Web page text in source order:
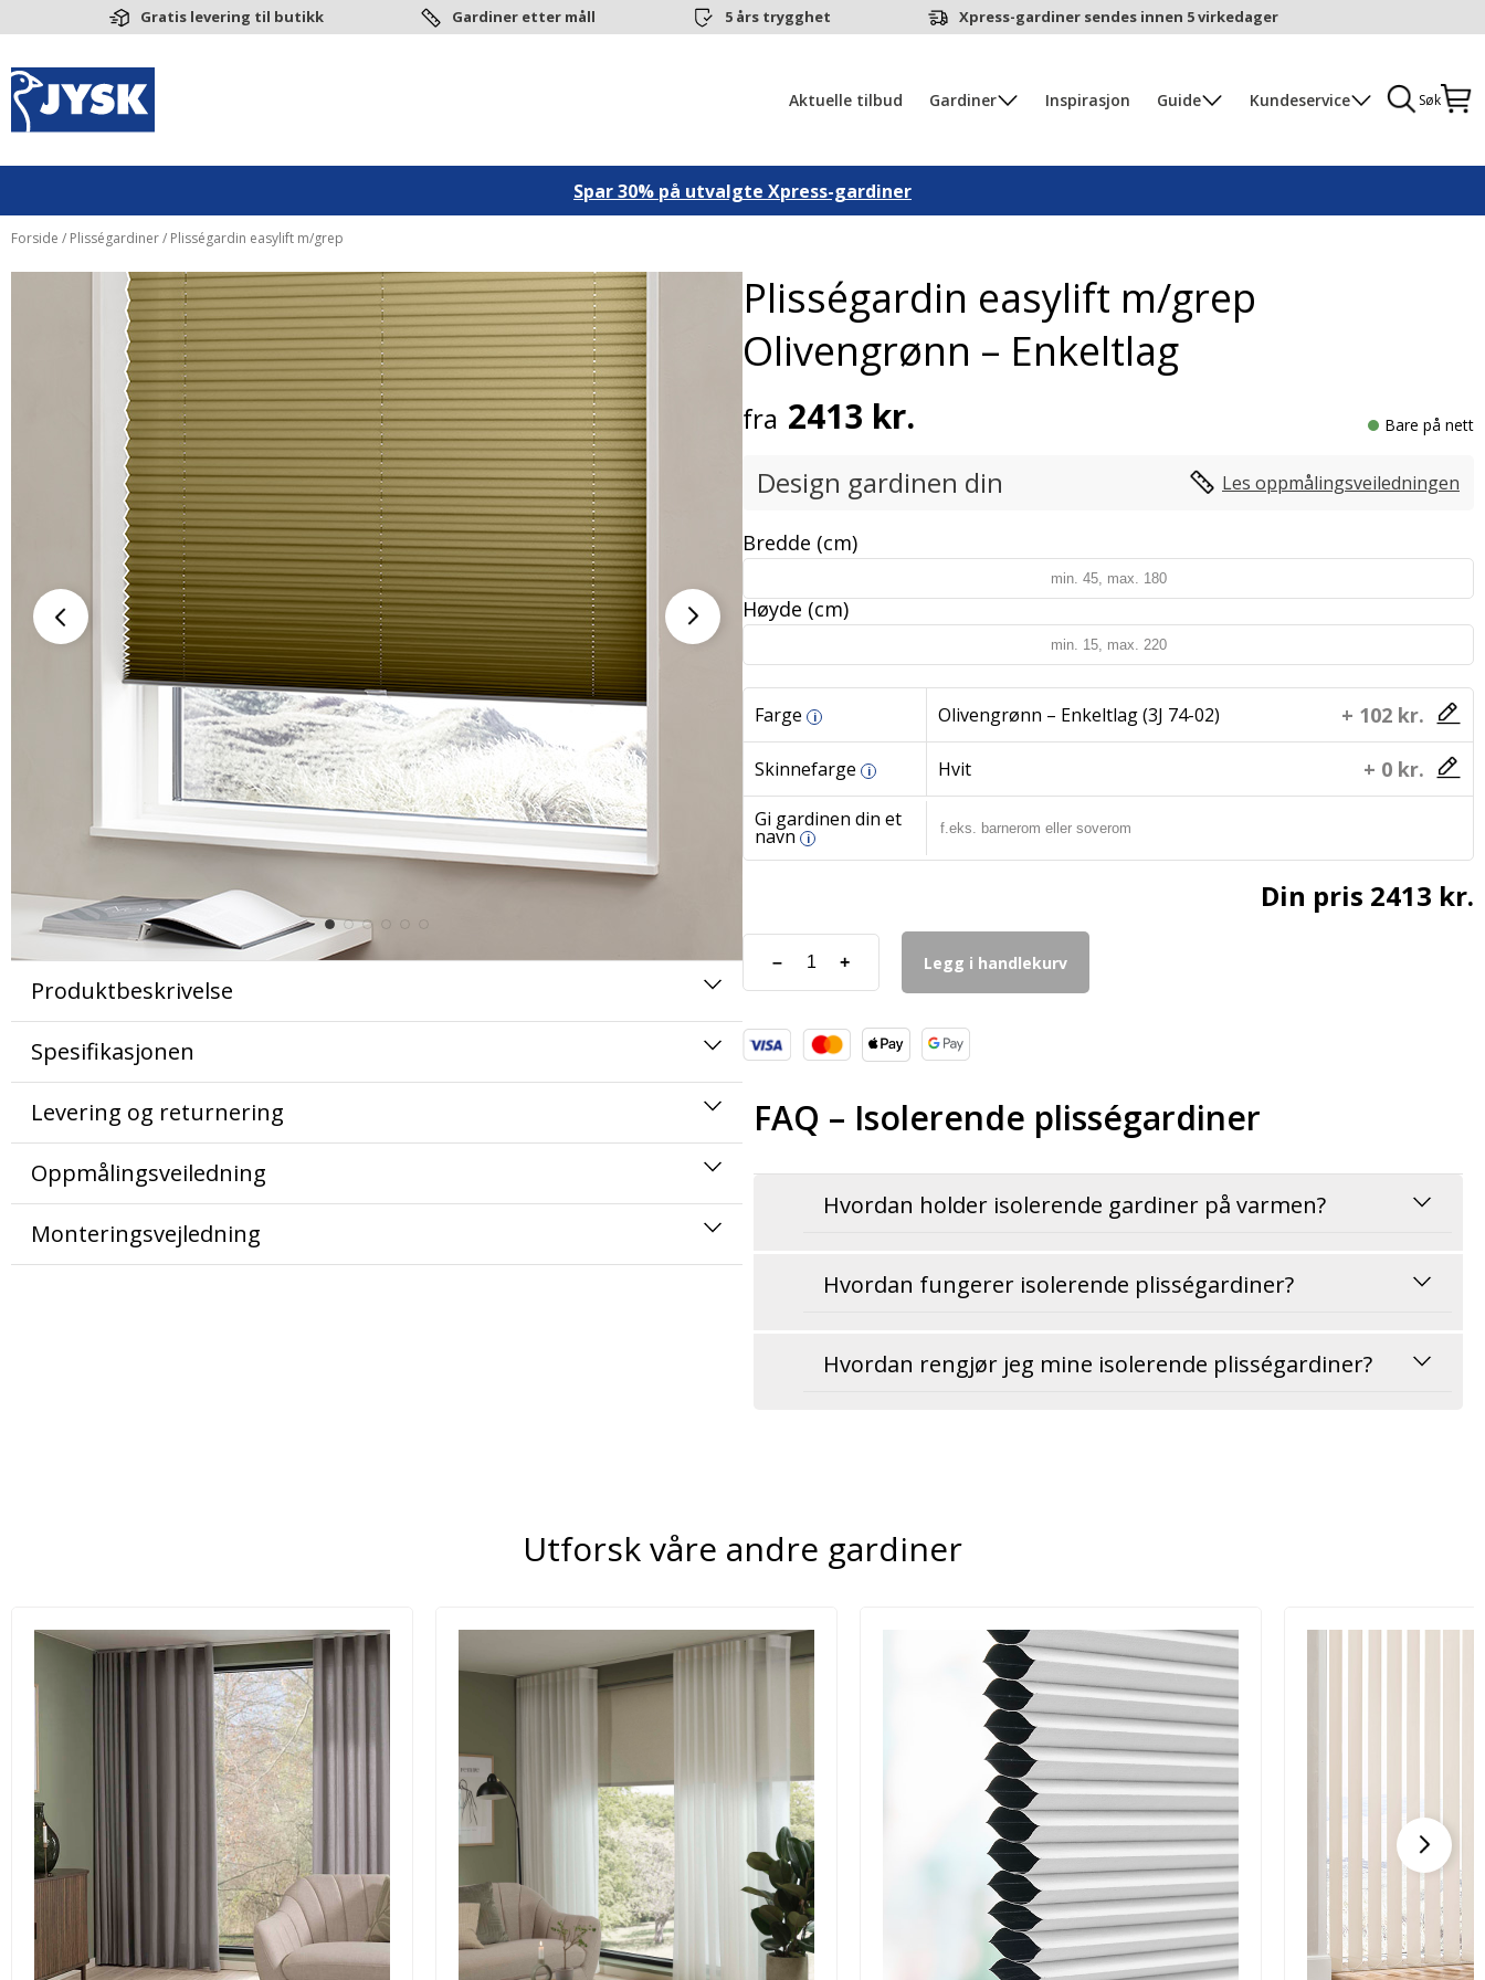
Gratis levering til butikk Gardiner etter måll 5 års trygghet Xpress-gardiner sendes innen 5 virkedager
Søk
Aktuelle tilbud Gardiner Inspirasjon Guide Kundeservice
Spar 30% på utvalgte Xpress-gardiner
Forside / Plisségardiner/ Plisségardin easylift m/grep
Produktbeskrivelse
Spesifikasjonen
Levering og returnering
Oppmålingsveiledning
Monteringsvejledning
Plisségardin easylift m/grep
Olivengrønn – Enkeltlag
fra 2413 kr. Bare på nett
Design gardinen din Les oppmålingsveiledningen
Bredde (cm)
Høyde (cm)
Farge i Olivengrønn – Enkeltlag (3J 74-02) + 102 kr.
Skinnefarge i Hvit + 0 kr.
Gi gardinen din et
navn i
Din pris 2413 kr.
– + Legg i handlekurv
FAQ – Isolerende plisségardiner
Hvordan holder isolerende gardiner på varmen?
Hvordan fungerer isolerende plisségardiner?
Hvordan rengjør jeg mine isolerende plisségardiner?
Utforsk våre andre gardiner